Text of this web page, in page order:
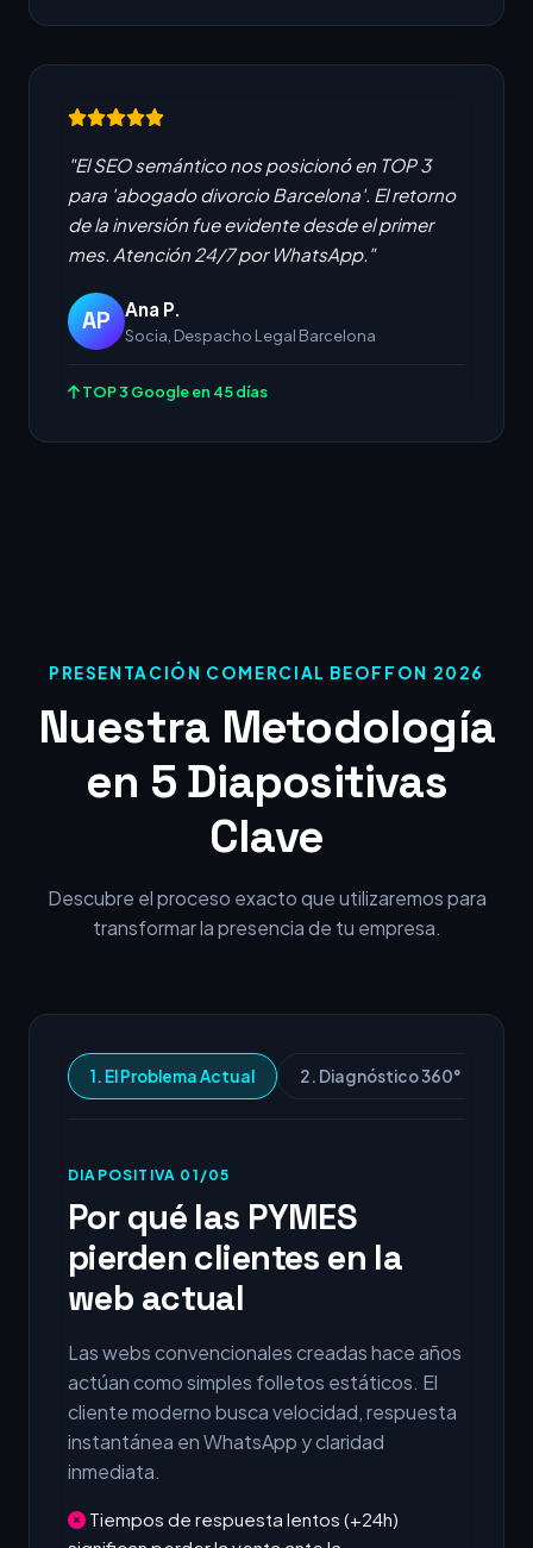
"El SEO semántico nos posicionó en TOP 3
para 'abogado divorcio Barcelona'. El retorno
de la inversión fue evidente desde el primer
mes. Atención 24/7 por WhatsApp."
AP Ana P.
Socia, Despacho Legal Barcelona
TOP 3 Google en 45 días
PRESENTACIÓN COMERCIAL BEOFFON 2026
Nuestra Metodología
en 5 Diapositivas
Clave
Descubre el proceso exacto que utilizaremos para
transformar la presencia de tu empresa.
1. El Problema Actual 2. Diagnóstico 360°
DIAPOSITIVA 01/05
Por qué las PYMES
pierden clientes en la
web actual
Las webs convencionales creadas hace años
actúan como simples folletos estáticos. El
cliente moderno busca velocidad, respuesta
instantánea en WhatsApp y claridad
inmediata.
Tiempos de respuesta lentos (+24h)